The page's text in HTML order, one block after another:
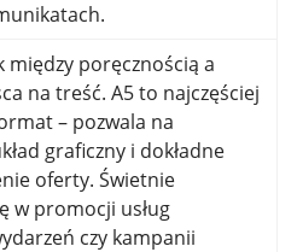
między poręcznością a
na treść. A5 to najczęściej
– pozwala na
graficzny i dokładne
oferty. Świetnie
w promocji usług
czy kampanii